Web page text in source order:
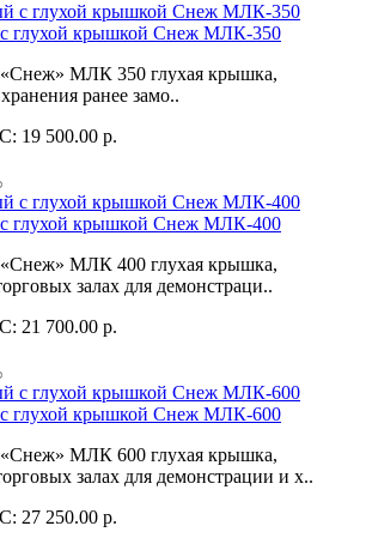
глухой крышкой Снеж МЛК-350
МЛК 350 глухая крышка,
ранее замо..
19 500.00 р.
глухой крышкой Снеж МЛК-400
МЛК 400 глухая крышка,
залах для демонстраци..
21 700.00 р.
глухой крышкой Снеж МЛК-600
МЛК 600 глухая крышка,
залах для демонстрации и х..
27 250.00 р.